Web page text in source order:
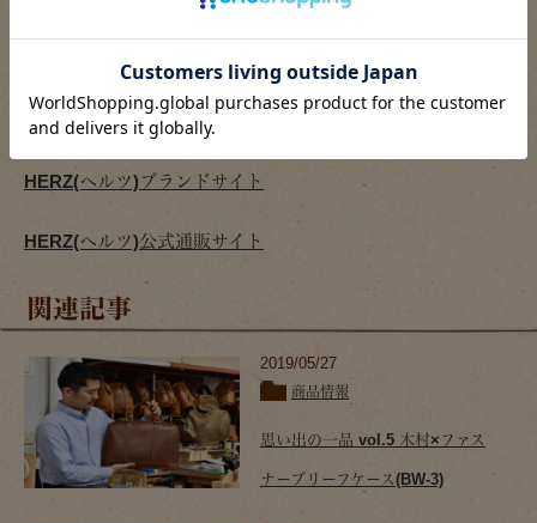
二本手ビジネスバッグの一覧ページはこちら
ブリーフケースの一覧ページはこちら
HERZ(ヘルツ)ブランドサイト
HERZ(ヘルツ)公式通販サイト
関連記事
2019/05/27
商品情報
思い出の一品 vol.5 木村×ファス
ナーブリーフケース(BW-3)